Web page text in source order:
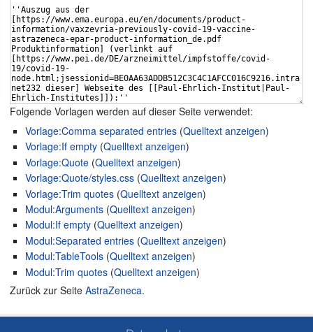
Folgende Vorlagen werden auf dieser Seite verwendet:
Vorlage:Comma separated entries (Quelltext anzeigen)
Vorlage:If empty (Quelltext anzeigen)
Vorlage:Quote (Quelltext anzeigen)
Vorlage:Quote/styles.css (Quelltext anzeigen)
Vorlage:Trim quotes (Quelltext anzeigen)
Modul:Arguments (Quelltext anzeigen)
Modul:If empty (Quelltext anzeigen)
Modul:Separated entries (Quelltext anzeigen)
Modul:TableTools (Quelltext anzeigen)
Modul:Trim quotes (Quelltext anzeigen)
Zurück zur Seite AstraZeneca.